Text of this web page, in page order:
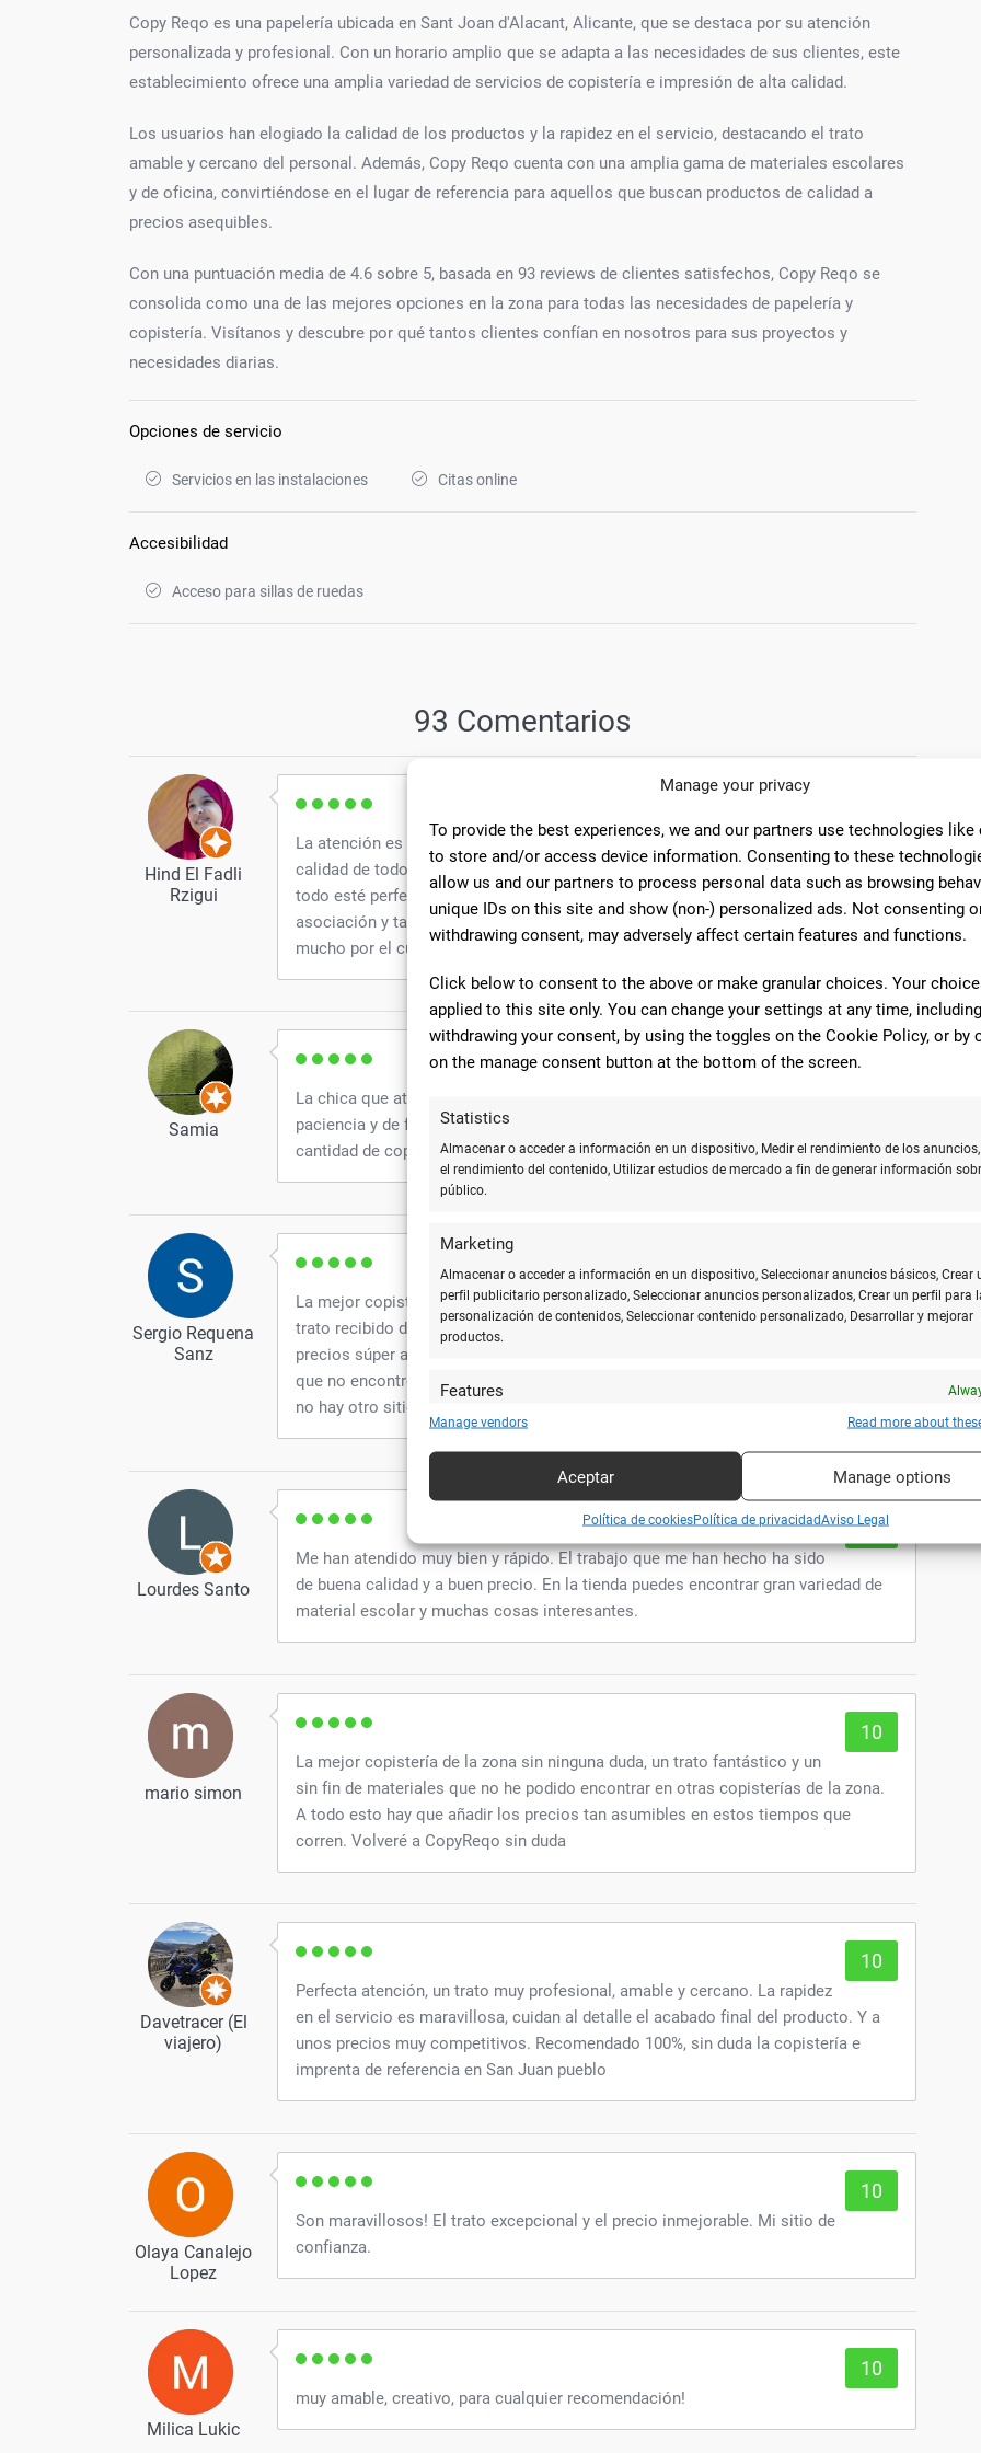
Manage your privacy
To provide the best experiences, we and our partners use technologies like
to store and/or access device information. Consenting to these
allow us and our partners to process personal data such as browsing
unique IDs on this site and show (non-) personalized ads. Not consenting
withdrawing consent, may adversely affect certain features and functions.
Click below to consent to the above or make granular choices. Your
applied to this site only. You can change your settings at any time, including
withdrawing your consent, by using the toggles on the Cookie Policy, or by
on the manage consent button at the bottom of the screen.
Statistics
Almacenar o acceder a información en un dispositivo, Medir el rendimiento de los
el rendimiento del contenido, Utilizar estudios de mercado a fin de generar información
público.
Marketing
Almacenar o acceder a información en un dispositivo, Seleccionar anuncios básicos, Crear
perfil publicitario personalizado, Seleccionar anuncios personalizados, Crear un perfil para
personalización de contenidos, Seleccionar contenido personalizado, Desarrollar y mejorar
productos.
Features
Cotejar y combinar fuentes de datos off line, Vincular diferentes dispositivos, Recibir
Utilizar datos de localización geográfica precisa, Analizar activamente las
Garantizar la seguridad, evitar fraudes y depurar errores, Servir
técnicamente anuncios o contenido.
Manage vendors Read more about
Aceptar Manage options
Política de cookiesPolítica de privacidadAviso Legal
Copy Reqo es una papelería ubicada en Sant Joan d'Alacant, Alicante, que se destaca por su atención
personalizada y profesional. Con un horario amplio que se adapta a las necesidades de sus clientes, este
establecimiento ofrece una amplia variedad de servicios de copistería e impresión de alta calidad.
Los usuarios han elogiado la calidad de los productos y la rapidez en el servicio, destacando el trato
amable y cercano del personal. Además, Copy Reqo cuenta con una amplia gama de materiales escolares
y de oficina, convirtiéndose en el lugar de referencia para aquellos que buscan productos de calidad a
precios asequibles.
Con una puntuación media de 4.6 sobre 5, basada en 93 reviews de clientes satisfechos, Copy Reqo se
consolida como una de las mejores opciones en la zona para todas las necesidades de papelería y
copistería. Visítanos y descubre por qué tantos clientes confían en nosotros para sus proyectos y
necesidades diarias.
Opciones de servicio
Servicios en las instalaciones Citas online
Accesibilidad
Acceso para sillas de ruedas
93 Comentarios
Hind El Fadli
Rzigui
La atención es fantástica. El trato cercano y muy muy profesionales. La
calidad de todo lo que hacen es genial. Dedican el tiempo necesario para que
todo esté perfecto. En las fotos hay parte del pedido que hice para nuestra
asociación y también algunos trabajos que tienen en tienda y que me gustaron
mucho por el cuidado que tienen a la hora de empaquetar cada uno.
Samia
10
La chica que atiende es súper agradable, te explica lo que necesites con
paciencia y de forma clara. En fotocopias aplican descuento de estudiante y por X
cantidad de copias. La experiencia es muy agradable
Sergio Requena
Sanz
10
La mejor copistería de San Juan y alrededores, muy recomendable!!! El
trato recibido desde el primer momento es más que profesional, con unos
precios súper asequibles para estudiantes, con descuentos incluidos… La verdad
que no encontré un precio igual desde que vivo en Alicante. Si tienes un apuro…
no hay otro sitio que te resuelva más rápido y con mejor calidad que este!
Lourdes Santo
10
Me han atendido muy bien y rápido. El trabajo que me han hecho ha sido
de buena calidad y a buen precio. En la tienda puedes encontrar gran variedad de
material escolar y muchas cosas interesantes.
mario simon
10
La mejor copistería de la zona sin ninguna duda, un trato fantástico y un
sin fin de materiales que no he podido encontrar en otras copisterías de la zona.
A todo esto hay que añadir los precios tan asumibles en estos tiempos que
corren. Volveré a CopyReqo sin duda
Davetracer (El
viajero)
10
Perfecta atención, un trato muy profesional, amable y cercano. La rapidez
en el servicio es maravillosa, cuidan al detalle el acabado final del producto. Y a
unos precios muy competitivos. Recomendado 100%, sin duda la copistería e
imprenta de referencia en San Juan pueblo
Olaya Canalejo
Lopez
10
Son maravillosos! El trato excepcional y el precio inmejorable. Mi sitio de
confianza.
Milica Lukic
10
muy amable, creativo, para cualquier recomendación!